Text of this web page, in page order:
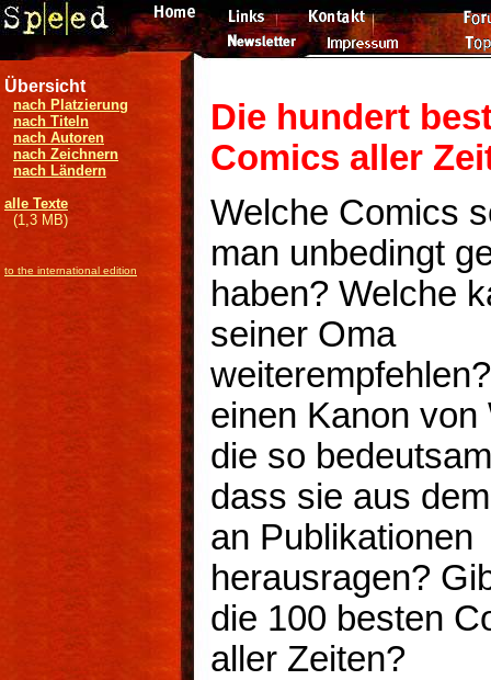
Übersicht
nach Platzierung
nach Titeln
nach Autoren
nach Zeichnern
nach Ländern
alle Texte
(1,3 MB)
to the international edition
Die hundert
Comics aller
Welche Comics
man unbedingt
haben? Welche
seiner Oma
einen Kanon von
die so
dass sie aus
an Publikationen
herausragen?
die 100 besten
aller Zeiten?